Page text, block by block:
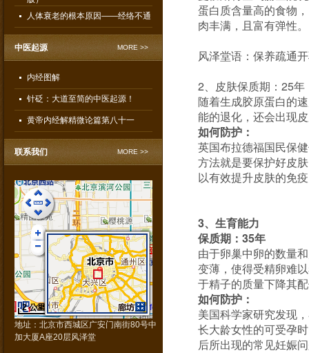
人体衰老的根本原因——经络不通
中医起源 MORE >>
内经图解
针砭：大道至简的中医起源！
黄帝内经解精微论篇第八十一
联系我们 MORE >>
GS(2011)1617号 Data © NavInfo
風澤堂痔疮康复部
2 公里
地址：北京市西城区广安门南街80号中
加大厦A座20层风泽堂
蛋白质含量高的食物
肉丰满，且富有弹性。
风泽堂语：保养疏通
2、皮肤保质期：25年
随着生成胶原蛋白的
能的退化，还会出现
如何防护：
英国布拉德福国民保
方法就是要保护好皮
以有效提升皮肤的免
3、生育能力
保质期：35年
由于卵巢中卵的数量
变薄，使得受精卵难
于精子的质量下降其
如何防护：
美国科学家研究发现
长大龄女性的可受孕
后所出现的常见妊娠